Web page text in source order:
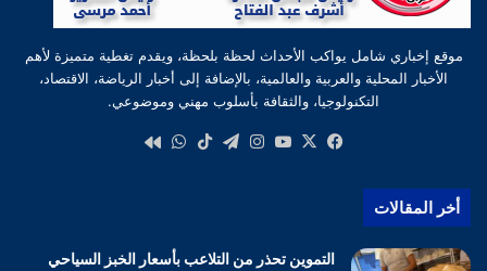
موقع إخباري شامل يواكب الأحداث لحظة بلحظة، ويقدم تغطية متميزة لأهم
الأخبار المحلية والعربية والعالمية، بالإضافة إلى أخبار الرياضة، الاقتصاد،
التكنولوجيا، والثقافة بأسلوب مهني وموضوعي.
فيسبوك
‫X
‫YouTube
انستقرام
تيلقرام‫TikTokواتساب
أخر المقالات
التموين تحذر من التلاعب بأسعار الخبز السياحي